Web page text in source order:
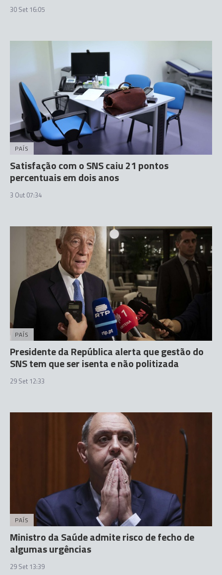
30 Set 16:05
PAÍS
Satisfação com o SNS caiu 21 pontos
percentuais em dois anos
3 Out 07:34
PAÍS
Presidente da República alerta que gestão do
SNS tem que ser isenta e não politizada
29 Set 12:33
PAÍS
Ministro da Saúde admite risco de fecho de
algumas urgências
29 Set 13:39